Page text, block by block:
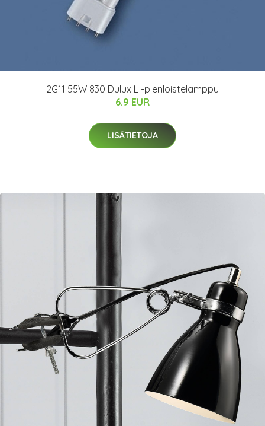
2G11 55W 830 Dulux L -pienloistelamppu
6.9 EUR
LISÄTIETOJA